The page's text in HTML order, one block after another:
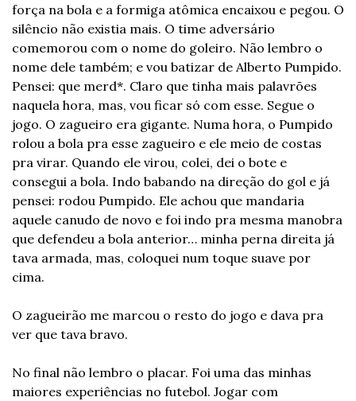
força na bola e a formiga atômica encaixou e pegou. O
silêncio não existia mais. O time adversário
comemorou com o nome do goleiro. Não lembro o
nome dele também; e vou batizar de Alberto Pumpido.
Pensei: que merd*. Claro que tinha mais palavrões
naquela hora, mas, vou ficar só com esse. Segue o
jogo. O zagueiro era gigante. Numa hora, o Pumpido
rolou a bola pra esse zagueiro e ele meio de costas
pra virar. Quando ele virou, colei, dei o bote e
consegui a bola. Indo babando na direção do gol e já
pensei: rodou Pumpido. Ele achou que mandaria
aquele canudo de novo e foi indo pra mesma manobra
que defendeu a bola anterior… minha perna direita já
tava armada, mas, coloquei num toque suave por
cima.
O zagueirão me marcou o resto do jogo e dava pra
ver que tava bravo.
No final não lembro o placar. Foi uma das minhas
maiores experiências no futebol. Jogar com